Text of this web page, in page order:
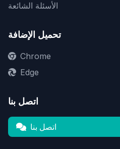
الأسئلة الشائعة
تحميل الإضافة
Chrome
Edge
اتصل بنا
اتصل بنا